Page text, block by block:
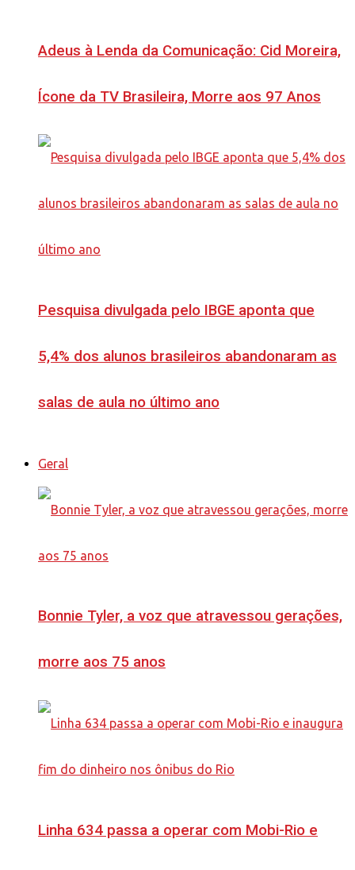
Adeus à Lenda da Comunicação: Cid Moreira,
Ícone da TV Brasileira, Morre aos 97 Anos
Pesquisa divulgada pelo IBGE aponta que
5,4% dos alunos brasileiros abandonaram as
salas de aula no último ano
Geral
Bonnie Tyler, a voz que atravessou gerações,
morre aos 75 anos
Linha 634 passa a operar com Mobi-Rio e